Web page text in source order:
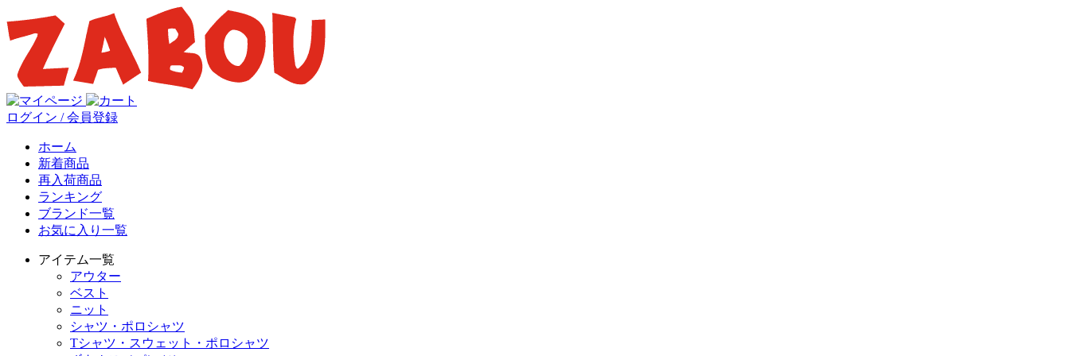
ログイン / 会員登録
ホーム
新着商品
再入荷商品
ランキング
ブランド一覧
お気に入り一覧
アイテム一覧
アウター
ベスト
ニット
シャツ・ポロシャツ
Tシャツ・スウェット・ポロシャツ